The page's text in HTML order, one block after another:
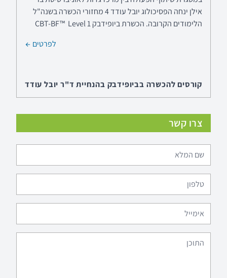
אילן ינחה הפסיכולוג יובל עודד 4 מחזורי הכשרה בשנה"ל
הלימודים הקרובה. הכשרת ביופידבק CBT-BF™ Level 1
לפרטים
קורסים להכשרה בביופידבק בהנחיית ד"ר יובל עודד
בחיפה במרכז חוסן ובקמפוס ברושים בתל-אביב
בר אילן ובתל אביב קורסים נוספים ללימודי תעודה
וביופידבק.
Version
מערכת הביופידבק שפותחה על ידי הפסיכולוג יובל עודד
ועל ידי מומחה הביופידבק ריאן דה לוז נבחרה על ידי משרדי
לגילאי בית הספר היסודי . לצורך הפרוייקט הוכשרו עשרות
צרו קשר